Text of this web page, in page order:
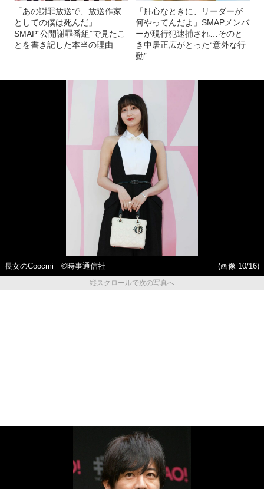
「あの謝罪放送で、放送作家
としての僕は死んだ」
SMAP“公開謝罪番組”で見たこ
とを書き記した本当の理由
「肝心なときに、リーダーが
何やってんだよ」SMAPメンバ
ーが現行犯逮捕され…そのと
き中居正広がとった“意外な行
動”
長女のCoocmi ©時事通信社
(画像 10/16)
縦スクロールで次の写真へ